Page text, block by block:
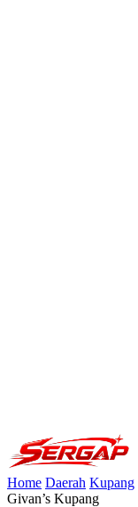
Home Daerah Kupang
Givan’s Kupang